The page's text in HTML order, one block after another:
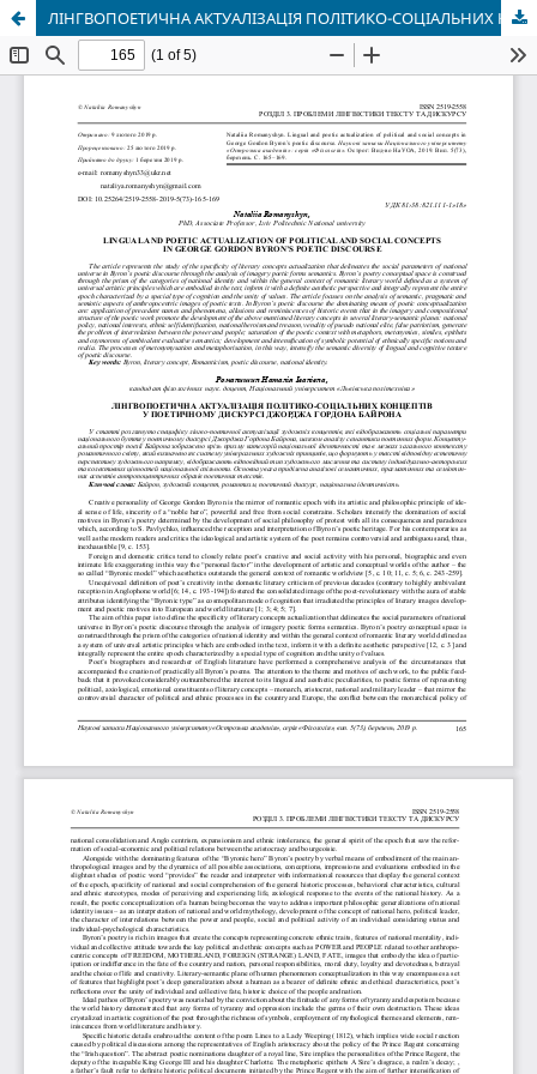
ЛІНГВОПОЕТИЧНА АКТУАЛІЗАЦІЯ ПОЛІТИКО-СОЦІАЛЬНИХ КОНЦЕПТІВ У ПОЕТИЧНОМУ ДИСКУРСІ ДЖОРДЖА ГОРДОНА БАЙРОНА